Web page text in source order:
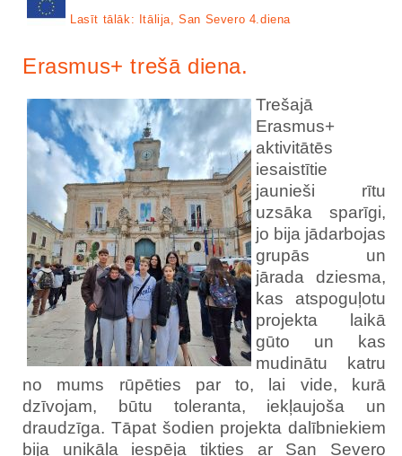
Lasīt tālāk: Itālija, San Severo 4.diena
Erasmus+ trešā diena.
Trešajā
Erasmus+
aktivitātēs
iesaistītie
jaunieši rītu
uzsāka sparīgi,
jo bija jādarbojas
grupās un
jārada dziesma,
kas atspoguļotu
projekta laikā
gūto un kas
mudinātu katru
no mums rūpēties par to, lai vide, kurā
dzīvojam, būtu toleranta, iekļaujoša un
draudzīga. Tāpat šodien projekta dalībniekiem
bija unikāla iespēja tikties ar San Severo